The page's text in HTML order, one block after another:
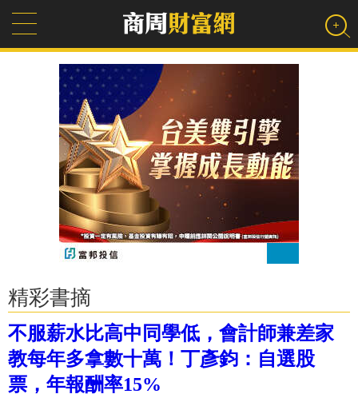
精彩書摘
不服薪水比高中同學低，會計師兼差家
教每年多拿數十萬！丁彥鈞：自選股
票，年報酬率15%